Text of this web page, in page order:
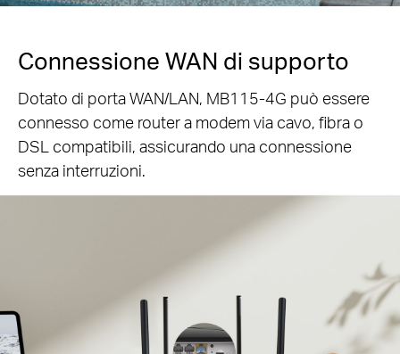
Connessione WAN di supporto
Dotato di porta WAN/LAN, MB115-4G può essere
connesso come router a modem via cavo, fibra o
DSL compatibili, assicurando una connessione
senza interruzioni.